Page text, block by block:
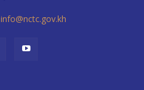
info@nctc.gov.kh